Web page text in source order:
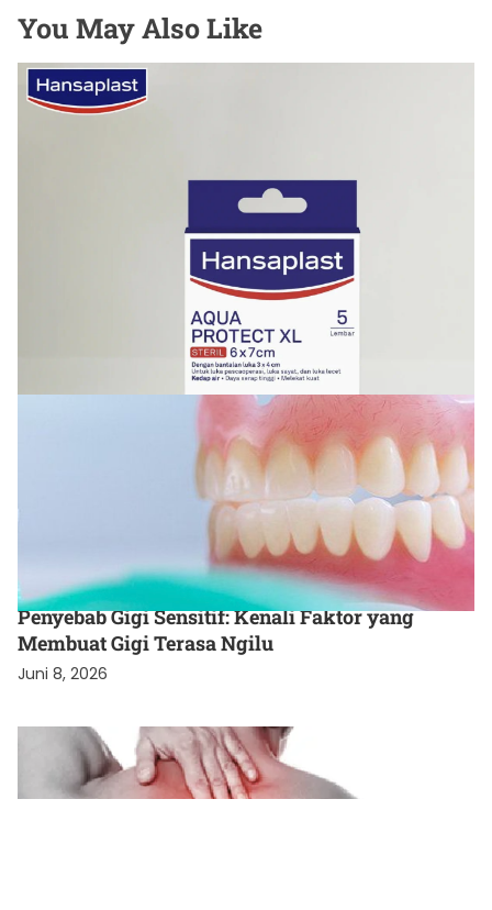
You May Also Like
Cara Menjaga Luka agar Cepat Kering dan Tetap
KESEHATAN
Penyebab Gigi Sensitif: Kenali Faktor yang
Membuat Gigi Terasa Ngilu
Juni 8, 2026